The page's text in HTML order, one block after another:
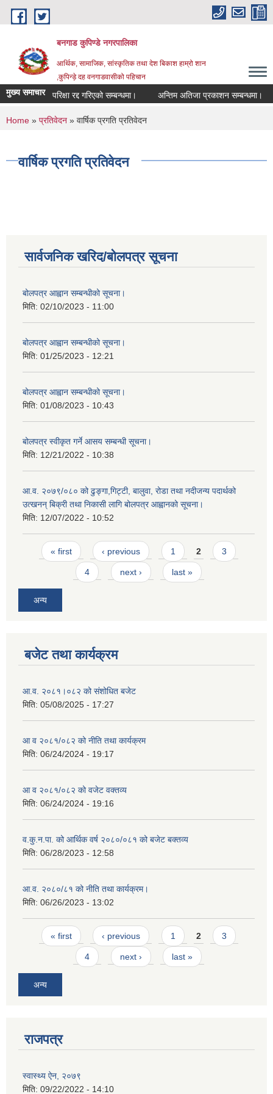
Skip to main content
बनगाड कुपिण्डे नगरपालिका
आर्थिक, सामाजिक, सांस्कृतिक तथा देश बिकाश हाम्रो शान
,कुपिन्ड़े दह वनगाडवासीको पहिचान
मुख्य समाचारपरिक्षा रद्द गरिएको सम्बन्धमा। अन्तिम अतिजा प्रकाशन सम्बन्धमा।
You are here
Home » प्रतिवेदन » वार्षिक प्रगति प्रतिवेदन
वार्षिक प्रगति प्रतिवेदन
सार्वजनिक खरिद/बोलपत्र सूचना
बोलपत्र आह्वान सम्बन्धीको सूचना।
मिति: 02/10/2023 - 11:00
बोलपत्र आह्वान सम्बन्धीको सूचना।
मिति: 01/25/2023 - 12:21
बोलपत्र आह्वान सम्बन्धीको सूचना।
मिति: 01/08/2023 - 10:43
बोलपत्र स्वीकृत गर्ने आसय सम्बन्धी सूचना।
मिति: 12/21/2022 - 10:38
आ.व. २०७९/०८० को ढुङ्गा,गिट्टी, बालुवा, रोडा तथा नदीजन्य पदार्थको
उत्खनन् बिक्री तथा निकासी लागि बोलपत्र आह्वानको सूचना।
मिति: 12/07/2022 - 10:52
Pages
« first ‹ previous 1 2 3
4 next › last »
अन्य
बजेट तथा कार्यक्रम
आ.व. २०८१।०८२ को संशोधित बजेट
मिति: 05/08/2025 - 17:27
आ व २०८१/०८२ को नीति तथा कार्यक्रम
मिति: 06/24/2024 - 19:17
आ व २०८१/०८२ को वजेट वक्तव्य
मिति: 06/24/2024 - 19:16
व.कु.न.पा. को आर्थिक वर्ष २०८०/०८१ को बजेट बक्तव्य
मिति: 06/28/2023 - 12:58
आ.व. २०८०/८१ को नीति तथा कार्यक्रम।
मिति: 06/26/2023 - 13:02
Pages
« first ‹ previous 1 2 3
4 next › last »
अन्य
राजपत्र
स्वास्थ्य ऐन, २०७९
मिति: 09/22/2022 - 14:10